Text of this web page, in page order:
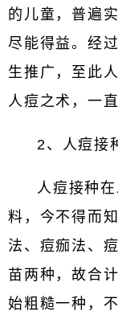
的儿童，普遍
尽能得益。经
生推广，至此
人痘之术，一
2、人痘接
人痘接种
料，今不得而
法、痘痂法、
苗两种，故合
始粗糙一种，